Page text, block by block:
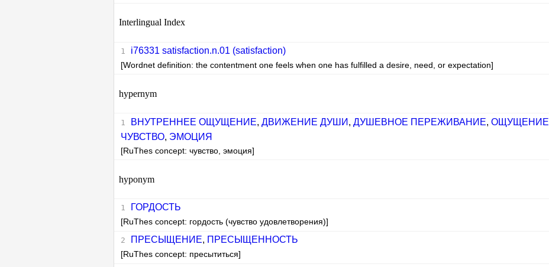
Interlingual Index
i76331 satisfaction.n.01 (satisfaction)
[Wordnet definition: the contentment one feels when one has fulfilled a desire, need, or expectation]
hypernym
ВНУТРЕННЕЕ ОЩУЩЕНИЕ, ДВИЖЕНИЕ ДУШИ , ДУШЕВНОЕ ПЕРЕЖИВАНИЕ, ОЩУЩЕНИЕ
ЧУВСТВО, ЭМОЦИЯ
[RuThes concept: чувство, эмоция]
hyponym
ГОРДОСТЬ
[RuThes concept: гордость (чувство удовлетворения)]
ПРЕСЫЩЕНИЕ, ПРЕСЫЩЕННОСТЬ
[RuThes concept: пресытиться]